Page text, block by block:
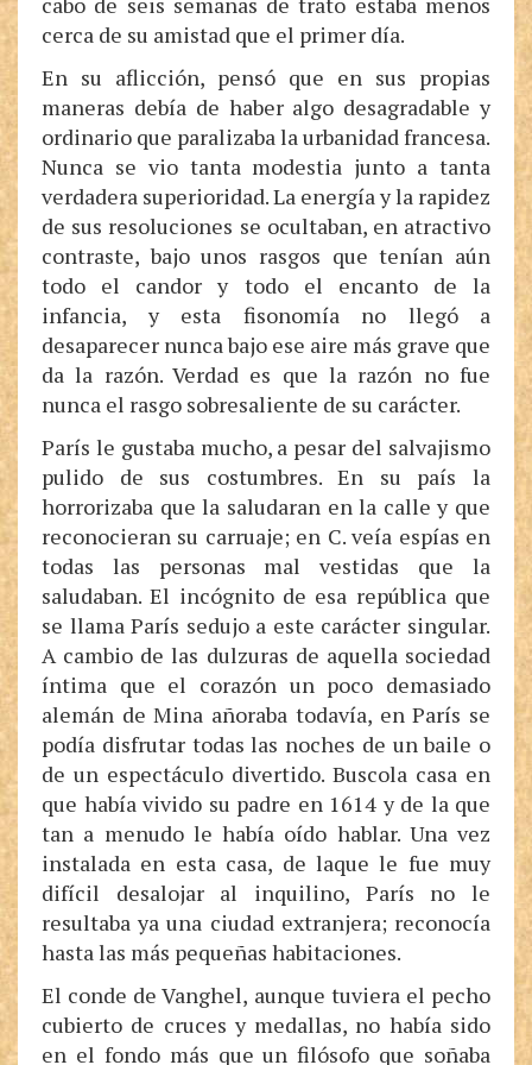
cerca de su amistad que el primer día.
En su aflicción, pensó que en sus propias
maneras debía de haber algo desagradable y
ordinario que paralizaba la urbanidad francesa.
Nunca se vio tanta modestia junto a tanta
verdadera superioridad. La energía y la rapidez
de sus resoluciones se ocultaban, en atractivo
contraste, bajo unos rasgos que tenían aún
todo el candor y todo el encanto de la
infancia, y esta fisonomía no llegó a
desaparecer nunca bajo ese aire más grave que
da la razón. Verdad es que la razón no fue
nunca el rasgo sobresaliente de su carácter.
París le gustaba mucho, a pesar del salvajismo
pulido de sus costumbres. En su país la
horrorizaba que la saludaran en la calle y que
reconocieran su carruaje; en C. veía espías en
todas las personas mal vestidas que la
saludaban. El incógnito de esa república que
se llama París sedujo a este carácter singular.
A cambio de las dulzuras de aquella sociedad
íntima que el corazón un poco demasiado
alemán de Mina añoraba todavía, en París se
podía disfrutar todas las noches de un baile o
de un espectáculo divertido. Buscola casa en
que había vivido su padre en 1614 y de la que
tan a menudo le había oído hablar. Una vez
instalada en esta casa, de laque le fue muy
difícil desalojar al inquilino, París no le
resultaba ya una ciudad extranjera; reconocía
hasta las más pequeñas habitaciones.
El conde de Vanghel, aunque tuviera el pecho
cubierto de cruces y medallas, no había sido
en el fondo más que un filósofo que soñaba